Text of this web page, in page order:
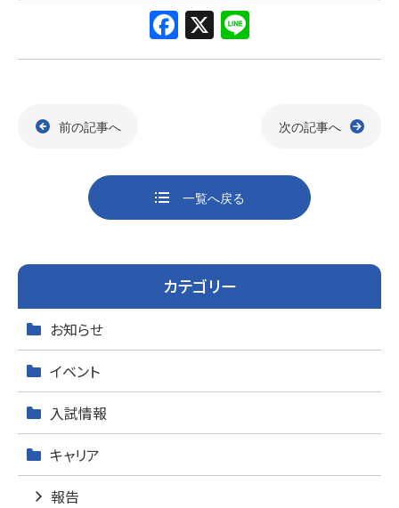
F
a
o
o
k
X
n
前の記事へ 次の記事へ
一覧へ戻る
カテゴリー
お知らせ
イベント
入試情報
キャリア
報告